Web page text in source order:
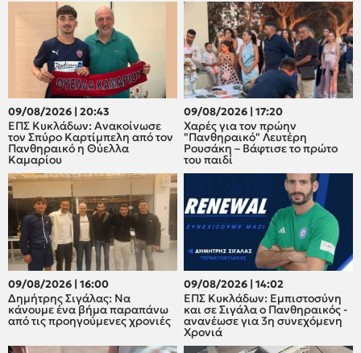
09/08/2026 | 20:43
ΕΠΣ Κυκλάδων: Ανακοίνωσε
τον Σπύρο Καρτίμπελη από τον
Πανθηραικό η Θύελλα
Καμαρίου
09/08/2026 | 17:20
Xαρές για τον πρώην
"Πανθηραικό" Λευτέρη
Ρουσάκη – Βάφτισε το πρώτο
του παιδί
09/08/2026 | 16:00
Δημήτρης Σιγάλας: Να
κάνουμε ένα βήμα παραπάνω
από τις προηγούμενες χρονιές
09/08/2026 | 14:02
ΕΠΣ Κυκλάδων: Εμπιστοσύνη
και σε Σιγάλα ο Πανθηραικός -
ανανέωσε για 3η συνεχόμενη
Χρονιά